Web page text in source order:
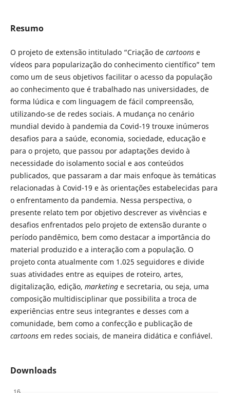
Resumo
O projeto de extensão intitulado “Criação de cartoonse
vídeos para popularização do conhecimento científico” tem
como um de seus objetivos facilitar o acesso da população
ao conhecimento que é trabalhado nas universidades, de
forma lúdica e com linguagem de fácil compreensão,
utilizando-se de redes sociais. A mudança no cenário
mundial devido à pandemia da Covid-19 trouxe inúmeros
desafios para a saúde, economia, sociedade, educação e
para o projeto, que passou por adaptações devido à
necessidade do isolamento social e aos conteúdos
publicados, que passaram a dar mais enfoque às temáticas
relacionadas à Covid-19 e às orientações estabelecidas para
o enfrentamento da pandemia. Nessa perspectiva, o
presente relato tem por objetivo descrever as vivências e
desafios enfrentados pelo projeto de extensão durante o
período pandêmico, bem como destacar a importância do
material produzido e a interação com a população. O
projeto conta atualmente com 1.025 seguidores e divide
suas atividades entre as equipes de roteiro, artes,
digitalização, edição, marketinge secretaria, ou seja, uma
composição multidisciplinar que possibilita a troca de
experiências entre seus integrantes e desses com a
comunidade, bem como a confecção e publicação de
cartoonsem redes sociais, de maneira didática e confiável.
Downloads